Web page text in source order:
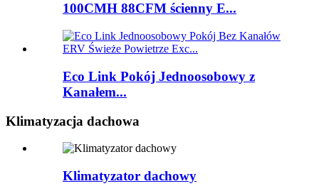
100CMH 88CFM ścienny E...
Eco Link Pokój Jednoosobowy z
Kanałem...
Klimatyzacja dachowa
Klimatyzator dachowy